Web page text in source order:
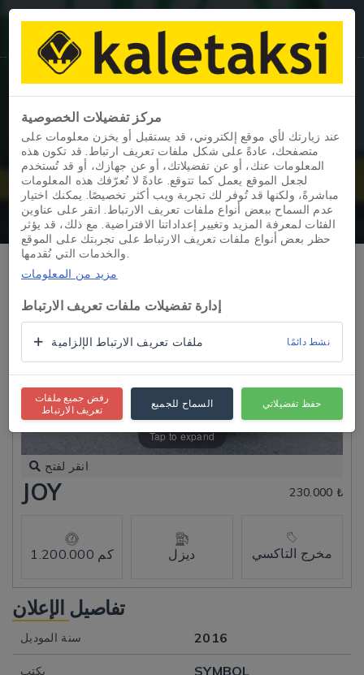
تفاصيل المركبة
الصفحة الرئيسية / JOY
Tap to expand
انقر لفتح
JOY 230.000 ₺
1.200.000 كم ديزل مخرج التاكسي
تفاصيل الإعلان
سنة الموديل 2016
يكتب SYMBOL
مركز تفضيلات الخصوصية
عند زيارتك لأي موقع إلكتروني، قد يستقبل أو يخزن معلومات على
متصفحك، عادةً على شكل ملفات تعريف ارتباط. قد تكون هذه
المعلومات عنك، أو عن تفضيلاتك، أو عن جهازك، أو قد تُستخدم
لجعل الموقع يعمل كما تتوقع. عادةً لا تُعرّفك هذه المعلومات
مباشرةً، ولكنها قد تُوفر لك تجربة ويب أكثر تخصيصًا. يمكنك اختيار
عدم السماح ببعض أنواع ملفات تعريف الارتباط. انقر على عناوين
الفئات لمعرفة المزيد وتغيير إعداداتنا الافتراضية. مع ذلك، قد يؤثر
حظر بعض أنواع ملفات تعريف الارتباط على تجربتك على الموقع
والخدمات التي نُقدمها.
مزيد من المعلومات
إدارة تفضيلات ملفات تعريف الارتباط
ملفات تعريف الارتباط الإلزامية نشط دائمًا
رفض جميع ملفات
تعريف الارتباط
السماح للجميع حفظ تفضيلاتي